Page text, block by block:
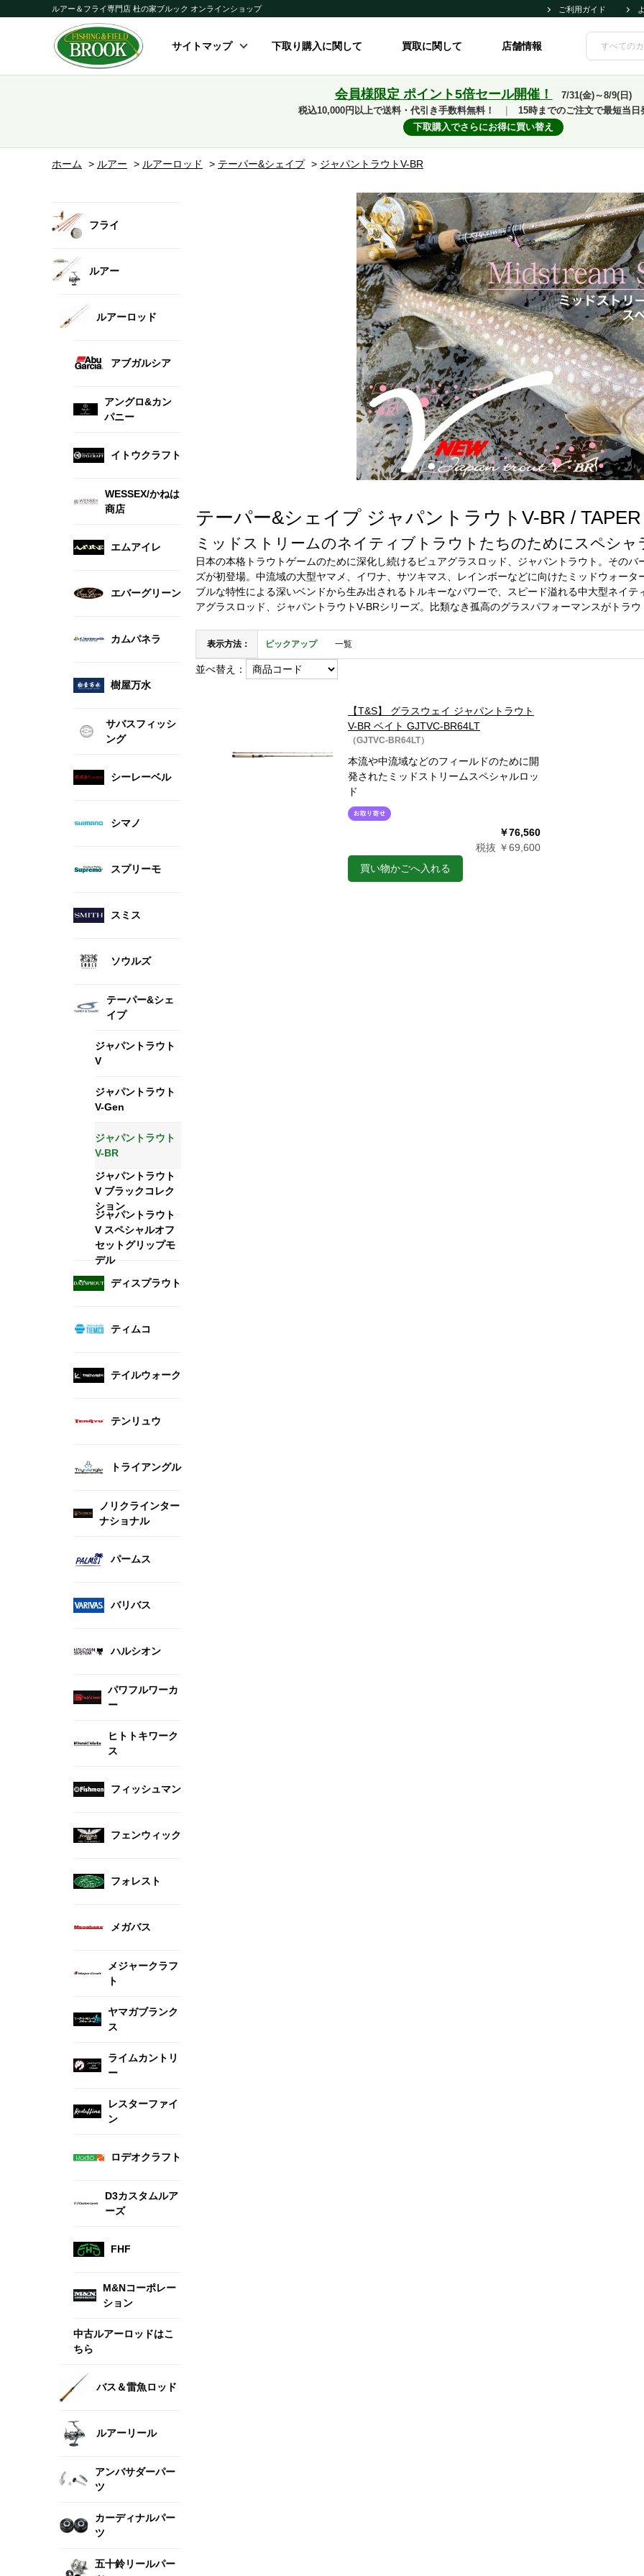
ルアー＆フライ専門店 杜の家ブルック オンラインショップ ご利用ガイド
サイトマップ 下取り購入に関して 買取に関して 店舗情報
会員様限定 ポイント5倍セール開催！
7/31(金)～8/9(日)
税込10,000円以上で送料・代引き手数料無料！
15時までのご注文で最短当日
下取購入でさらにお得に買い替え
ホーム > ルアー > ルアーロッド > テーパー&シェイプ > ジャパントラウトV-BR
フライ
ルアー
ルアーロッド
アブガルシア
アングロ&カン
パニー
イトウクラフト
WESSEX/かねは
商店
エムアイレ
エバーグリーン
カムパネラ
樹屋万水
サバスフィッシ
ング
シーレーベル
シマノ
スプリーモ
スミス
ソウルズ
テーパー&シェ
イプ
ジャパントラウト
V
ジャパントラウト
V-Gen
ジャパントラウト
V-BR
ジャパントラウト
V ブラックコレク
ション
ジャパントラウト
V スペシャルオフ
セットグリップモ
デル
ディスプラウト
ティムコ
テイルウォーク
テンリュウ
トライアングル
ノリクラインター
ナショナル
パームス
バリバス
ハルシオン
パワフルワーカ
ー
ヒトトキワーク
ス
フィッシュマン
フェンウィック
フォレスト
メガバス
メジャークラフ
ト
ヤマガブランク
ス
ライムカントリ
ー
レスターファイ
ン
ロデオクラフト
D3カスタムルア
ーズ
FHF
M&Nコーポレー
ション
中古ルアーロッドはこ
ちら
バス＆雷魚ロッド
ルアーリール
アンバサダーパー
ツ
カーディナルパー
ツ
五十鈴リールパー
テーパー&シェイプ ジャパントラウトV-BR /
ミッドストリームのネイティブトラウトたちのためにスペシャ
日本の本格トラウトゲームのために深化し続けるピュアグラスロッド、ジャパントラウト。その
ズが初登場。中流域の大型ヤマメ、イワナ、サツキマス、レインボーなどに向けたミッドウォー
ブルな特性による深いベンドから生み出されるトルキーなパワーで、スピード溢れる中大型ネイ
アグラスロッド、ジャパントラウトV-BRシリーズ。比類なき孤高のグラスパフォーマンスがトラウ
表示方法： ピックアップ 一覧
並べ替え：
【T&S】 グラスウェイ ジャパントラウト
V-BR ベイト GJTVC-BR64LT
（GJTVC-BR64LT）
本流や中流域などのフィールドのために開
発されたミッドストリームスペシャルロッ
ド
￥76,560
税抜 ￥69,600
買い物かごへ入れる